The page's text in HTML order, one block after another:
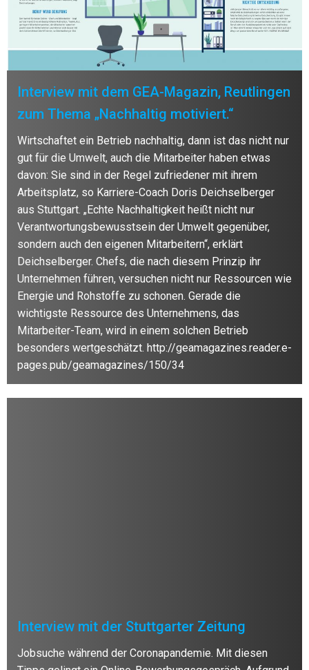
Interview mit dem GEA-Magazin, Reutlingen
zum Thema „Nachhaltig motiviert.“
Wirtschaftet ein Betrieb nachhaltig, dann ist das nicht nur
gut für die Umwelt, auch die Mitarbeiter haben etwas
davon: Sie sind in der Regel zufriedener mit ihrem
Arbeitsplatz, so Karriere-Coach Doris Deichselberger
aus Stuttgart. „Echte Nachhaltigkeit heißt nicht nur
Verantwortungsbewusstsein der Umwelt gegenüber,
sondern auch den eigenen Mitarbeitern“, erklärt
Deichselberger. Chefs, die nach diesem Prinzip ihr
Unternehmen führen, versuchen nicht nur Ressourcen wie
Energie und Rohstoffe zu schonen. Gerade die
wichtigste Ressource des Unternehmens, das
Mitarbeiter-Team, wird in einem solchen Betrieb
besonders wertgeschätzt. http://geamagazines.reader.e-
pages.pub/geamagazines/150/34
Interview mit der Stuttgarter Zeitung
Jobsuche während der Coronapandemie. Mit diesen